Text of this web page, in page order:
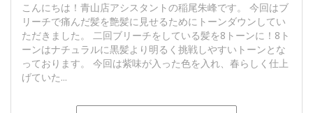
こんにちは！青山店アシスタントの稲尾朱峰です。 今回はブ
リーチで痛んだ髪を艶髪に見せるためにトーンダウンしてい
ただきました。 二回ブリーチをしている髪を8トーンに！8ト
ーンはナチュラルに黒髪より明るく挑戦しやすいトーンとな
っております。 今回は紫味が入った色を入れ、春らしく仕上
げていた...